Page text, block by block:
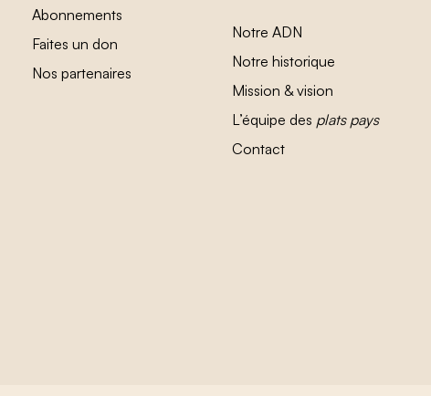
Abonnements
Faites un don
Nos partenaires
Notre ADN
Notre historique
Mission & vision
L’équipe des plats pays
Contact